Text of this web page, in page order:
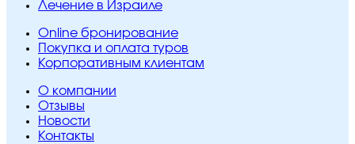
Лечение в Израиле
Online бронирование
Покупка и оплата туров
Корпоративным клиентам
O компании
Отзывы
Новости
Контакты